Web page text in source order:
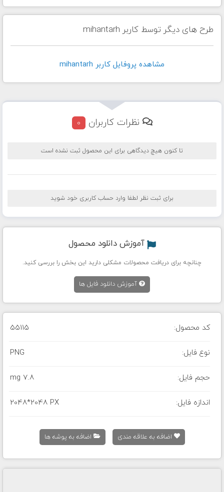
طرح های دیگر توسط کاربر mihantarh
مشاهده پروفايل کاربر mihantarh
نظرات کاربران 0
تا کنون هیچ دیدگاهی برای این محصول ثبت نشده است
برای ثبت نظر لطفا وارد حساب کاربری خود شوید
آموزش دانلود محصول
چنانچه برای دریافت محصولات مشکلی دارید این بخش را بررسی کنید.
آموزش دانلود فایل ها
کد محصول: 55115
نوع فایل: PNG
حجم فایل: 7.8 mg
اندازه فایل: 2048*2048 PX
اضافه به علاقه مندی اضافه به پوشه ها